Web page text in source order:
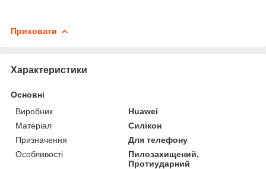
Приховати
Характеристики
Основні
Виробник
Huawei
Матеріал
Силікон
Призначення
Для телефону
Особливості
Пилозахищений,
Протиударний